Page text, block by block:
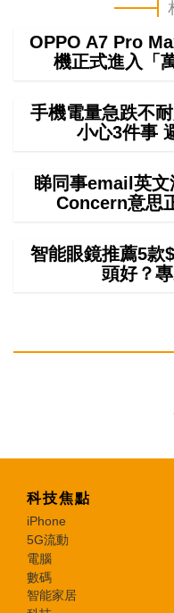
OPPO A7 Pro
機正式進入「
手機電量急跌不
小心3件事
睇同事email英
Concern意思
智能眼鏡推薦5款
頭好？
科技焦點
iPhone
5G流動
電腦
數碼
智能家居